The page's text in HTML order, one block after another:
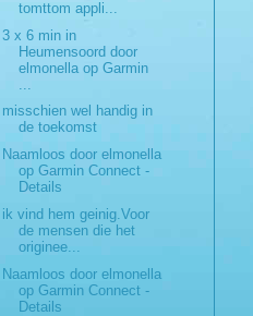
tomttom appli...
3 x 6 min in
Heumensoord door
elmonella op Garmin
misschien wel handig in
de toekomst
Naamloos door elmonella
op Garmin Connect -
Details
ik vind hem geinig.Voor
de mensen die het
originee...
Naamloos door elmonella
op Garmin Connect -
Details